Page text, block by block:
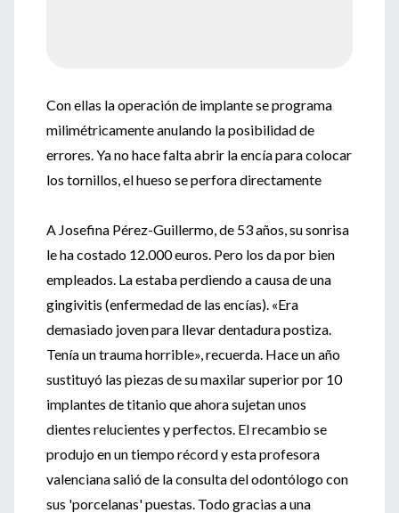
Con ellas la operación de implante se programa
milimétricamente anulando la posibilidad de
errores. Ya no hace falta abrir la encía para colocar
los tornillos, el hueso se perfora directamente
A Josefina Pérez-Guillermo, de 53 años, su sonrisa
le ha costado 12.000 euros. Pero los da por bien
empleados. La estaba perdiendo a causa de una
gingivitis (enfermedad de las encías). «Era
demasiado joven para llevar dentadura postiza.
Tenía un trauma horrible», recuerda. Hace un año
sustituyó las piezas de su maxilar superior por 10
implantes de titanio que ahora sujetan unos
dientes relucientes y perfectos. El recambio se
produjo en un tiempo récord y esta profesora
valenciana salió de la consulta del odontólogo con
sus 'porcelanas' puestas. Todo gracias a una